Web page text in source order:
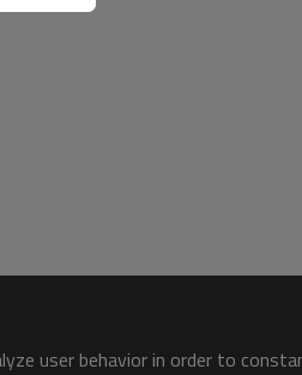
user behavior in order to